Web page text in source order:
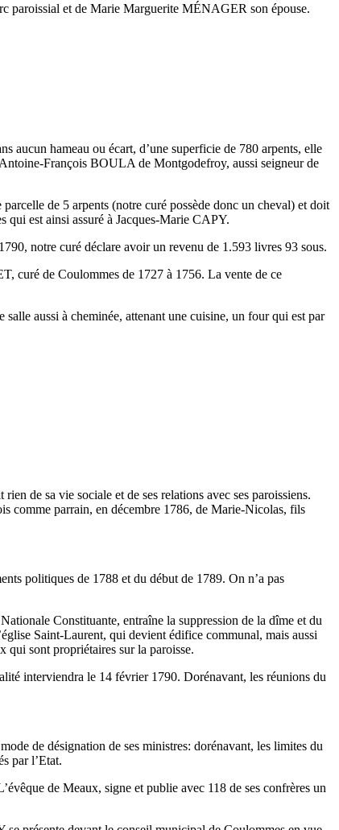
paroissial et de Marie Marguerite MÉNAGER son épouse.
aucun hameau ou écart, d’une superficie de 780 arpents, elle
François BOULA de Montgodefroy, aussi seigneur de
de 5 arpents (notre curé possède donc un cheval) et doit
qui est ainsi assuré à Jacques-Marie CAPY.
notre curé déclare avoir un revenu de 1.593 livres 93 sous.
curé de Coulommes de 1727 à 1756. La vente de ce
aussi à cheminée, attenant une cuisine, un four qui est par
de sa vie sociale et de ses relations avec ses paroissiens.
comme parrain, en décembre 1786, de Marie-Nicolas, fils
politiques de 1788 et du début de 1789. On n’a pas
Constituante, entraîne la suppression de la dîme et du
Saint-Laurent, qui devient édifice communal, mais aussi
qui sont propriétaires sur la paroisse.
interviendra le 14 février 1790. Dorénavant, les réunions du
de désignation de ses ministres: dorénavant, les limites du
par l’Etat.
de Meaux, signe et publie avec 118 de ses confrères un